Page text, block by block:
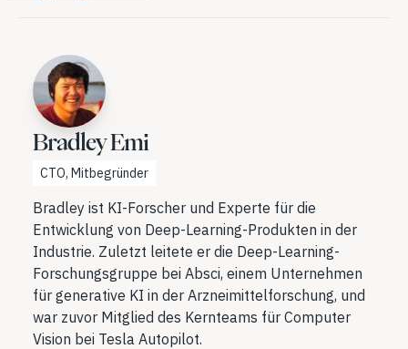
Bradley Emi
CTO, Mitbegründer
Bradley ist KI-Forscher und Experte für die
Entwicklung von Deep-Learning-Produkten in der
Industrie. Zuletzt leitete er die Deep-Learning-
Forschungsgruppe bei Absci, einem Unternehmen
für generative KI in der Arzneimittelforschung, und
war zuvor Mitglied des Kernteams für Computer
Vision bei Tesla Autopilot.